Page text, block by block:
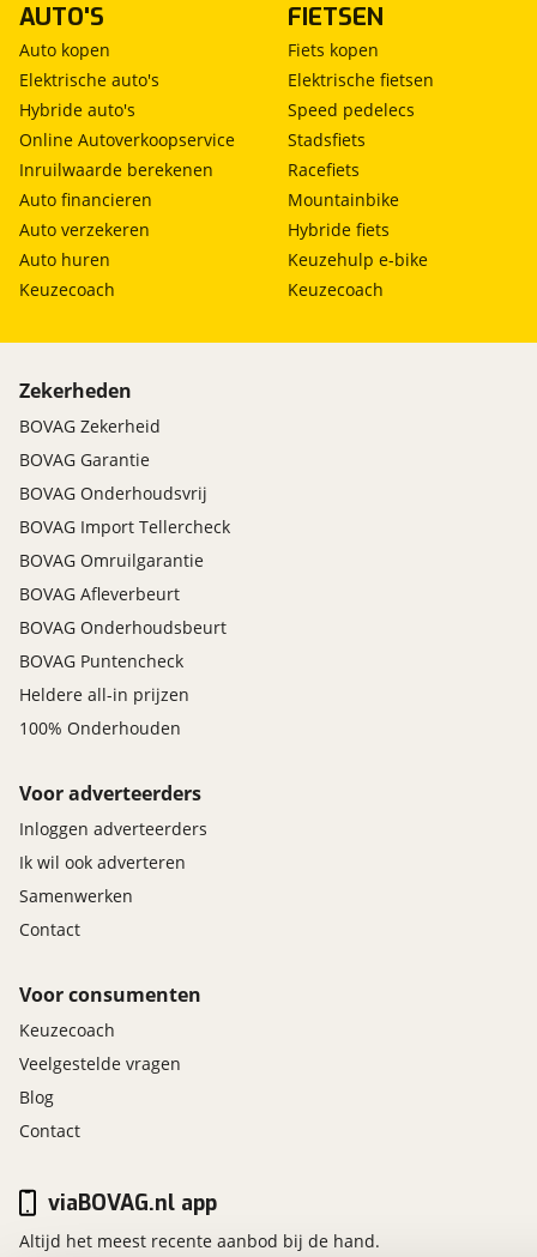
AUTO'S
Auto kopen
Elektrische auto's
Hybride auto's
Online Autoverkoopservice
Inruilwaarde berekenen
Auto financieren
Auto verzekeren
Auto huren
Keuzecoach
FIETSEN
Fiets kopen
Elektrische fietsen
Speed pedelecs
Stadsfiets
Racefiets
Mountainbike
Hybride fiets
Keuzehulp e-bike
Keuzecoach
Zekerheden
BOVAG Zekerheid
BOVAG Garantie
BOVAG Onderhoudsvrij
BOVAG Import Tellercheck
BOVAG Omruilgarantie
BOVAG Afleverbeurt
BOVAG Onderhoudsbeurt
BOVAG Puntencheck
Heldere all-in prijzen
100% Onderhouden
Voor adverteerders
Inloggen adverteerders
Ik wil ook adverteren
Samenwerken
Contact
Voor consumenten
Keuzecoach
Veelgestelde vragen
Blog
Contact
viaBOVAG.nl app
Altijd het meest recente aanbod bij de hand.